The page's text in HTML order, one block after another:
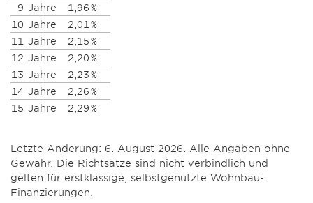
9 Jahre
1,96 %
10 Jahre
2,01 %
11 Jahre
2,15 %
12 Jahre
2,20 %
13 Jahre
2,23 %
14 Jahre
2,26 %
15 Jahre 2,29 %
Letzte Änderung: 6. August 2026. Alle Angaben ohne
Gewähr. Die Richtsätze sind nicht verbindlich und
gelten für erstklassige, selbstgenutzte Wohnbau-
Finanzierungen.